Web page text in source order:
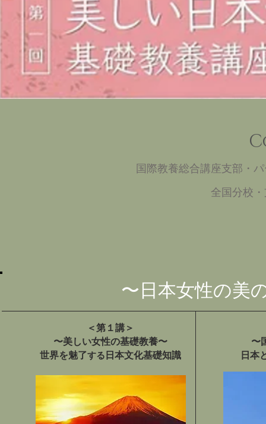
国際教養総合講座支部・
全国分校
〜日本女性の美
＜第１講＞
〜美しい女性の基礎教養〜
世界を魅了する 日本文化基礎知識
〜
日本